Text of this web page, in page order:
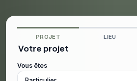
PROJET LIEU
Votre projet
Vous êtes